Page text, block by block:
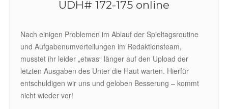
UDH# 172-175 online
Nach einigen Problemen im Ablauf der Spieltagsroutine
und Aufgabenumverteilungen im Redaktionsteam,
musstet ihr leider „etwas“ länger auf den Upload der
letzten Ausgaben des Unter die Haut warten. Hierfür
entschuldigen wir uns und geloben Besserung – kommt
nicht wieder vor!